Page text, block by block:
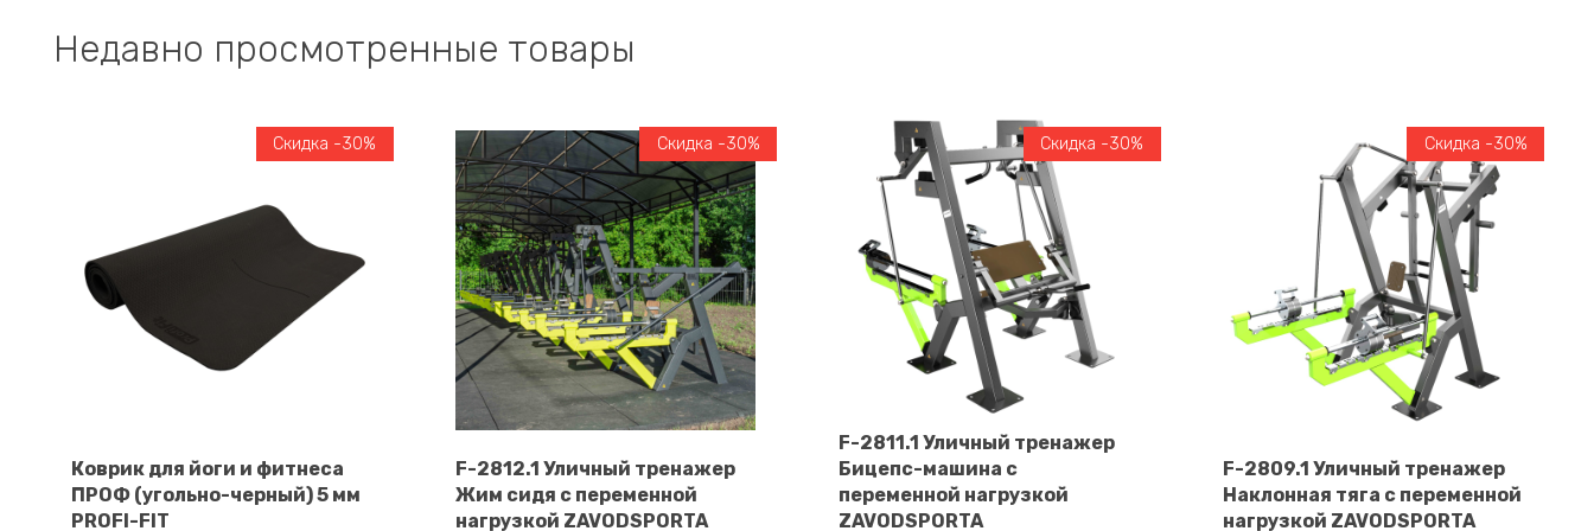
Недавно просмотренные товары
В корзину
Скидка -30%
Коврик для йоги и фитнеса
ПРОФ (угольно-черный) 5 мм
PROFI-FIT
В корзину
Скидка -30%
F-2812.1 Уличный тренажер
Жим сидя с переменной
нагрузкой ZAVODSPORTA
В корзину
Скидка -30%
F-2811.1 Уличный тренажер
Бицепс-машина с
переменной нагрузкой
ZAVODSPORTA
В корзину
Скидка -30%
F-2809.1 Уличный тренажер
Наклонная тяга с переменной
нагрузкой ZAVODSPORTA